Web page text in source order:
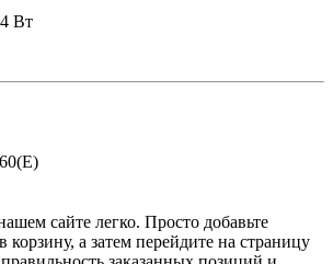
Вт
сайте легко. Просто добавьте
а затем перейдите на страницу